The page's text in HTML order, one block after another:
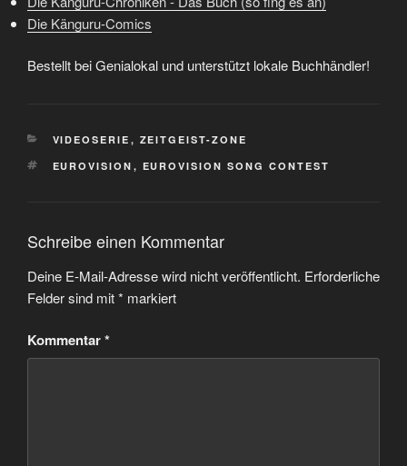
Die Känguru-Comics
Bestellt bei Genialokal und unterstützt lokale Buchhändler!
KATEGORIEN
VIDEOSERIE , ZEITGEIST-ZONE
SCHLAGWÖRTER
EUROVISION , EUROVISION SONG CONTEST
Schreibe einen Kommentar
Deine E-Mail-Adresse wird nicht veröffentlicht. Erforderliche
Felder sind mit* markiert
Kommentar*